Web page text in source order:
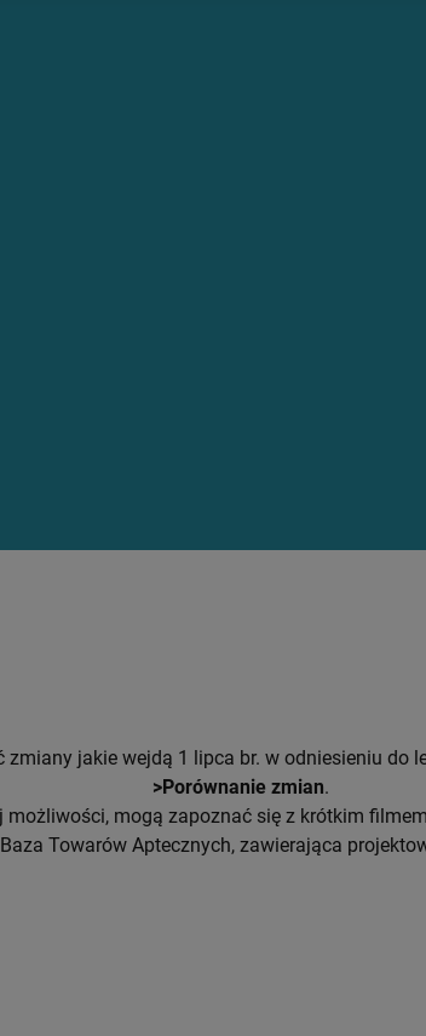
jakie wejdą 1 lipca br. w odniesieniu do
>Porównanie zmian.
możliwości, mogą zapoznać się z krótkim
Towarów Aptecznych, zawierająca